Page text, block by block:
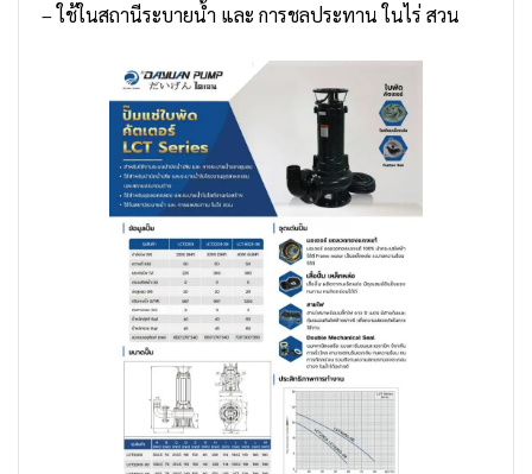
– ใช้ในสถานีระบายน้ำ และ การชลประทาน ในไร่ สวน